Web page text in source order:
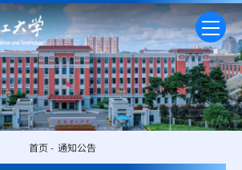
首页 - 通知公告